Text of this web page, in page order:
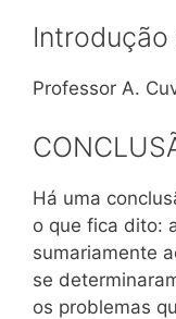
Professor A.
Há uma
o que fica dito:
sumariamente
se
os problemas